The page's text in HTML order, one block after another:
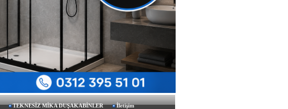
TEKNESİZ MİKA DUŞAKABİNLER İletişim